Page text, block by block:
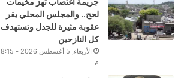
لحج.. والمجلس المحلي يقر
عقوبة مثيرة للجدل وتستهدف
كل النازحين
الأربعاء, 5 أغسطس 2026 - 8:15
م